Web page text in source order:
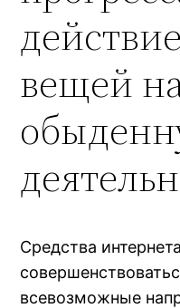
вещей
Средства
всевозможные